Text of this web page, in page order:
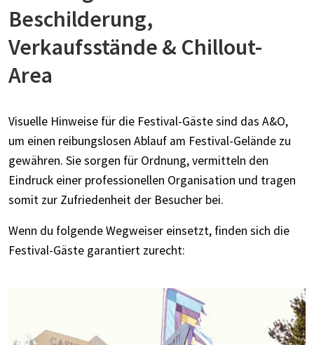
Beschilderung,
Verkaufsstände & Chillout-
Area
Visuelle Hinweise für die Festival-Gäste sind das A&O,
um einen reibungslosen Ablauf am Festival-Gelände zu
gewähren. Sie sorgen für Ordnung, vermitteln den
Eindruck einer professionellen Organisation und tragen
somit zur Zufriedenheit der Besucher bei.
Wenn du folgende Wegweiser einsetzt, finden sich die
Festival-Gäste garantiert zurecht: